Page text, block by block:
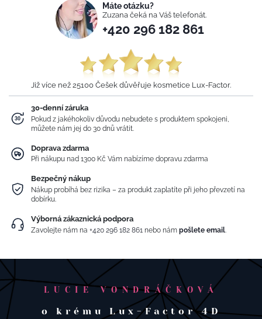
Máte otázku?
Zuzana čeká na Váš telefonát.
+420 296 182 861
Již více než 25100 Češek důvěřuje kosmetice Lux-Factor.
30-denní záruka
Pokud z jakéhokoliv důvodu nebudete s produktem spokojeni,
můžete nám jej do 30 dnů vrátit.
Doprava zdarma
Při nákupu nad 1300 Kč Vám nabízíme dopravu zdarma
Bezpečný nákup
Nákup probíhá bez rizika – za produkt zaplatíte při jeho převzetí na
dobírku.
Výborná zákaznická podpora
Zavolejte nám na+420 296 182 861 nebo námpošlete email
LUCIE VONDRÁČKOVÁ
o krému Lux-Factor 4D